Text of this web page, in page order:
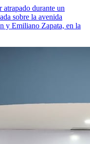
durante un
sobre la avenida
y Emiliano Zapata, en la